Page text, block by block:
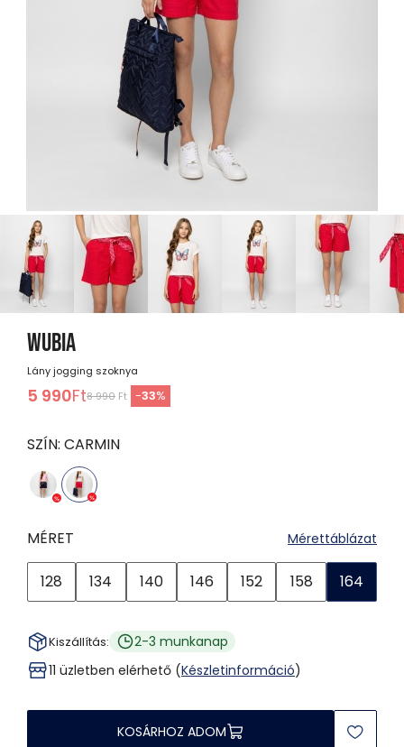
WUBIA
Lány jogging szoknya
5 990Ft8 990 Ft -33%
SZÍN: CARMIN
MÉRET Mérettáblázat
128 134 140 146 152 158 164
Kiszállítás:
2-3 munkanap
11 üzletben elérhető (Készletinformáció)
KOSÁRHOZ ADOM